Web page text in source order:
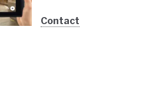
Contact